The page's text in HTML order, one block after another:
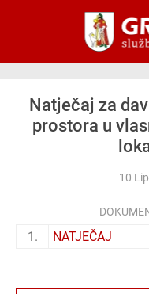
Skip to main
Natječaj za
prostora u
10
1. NATJEČAJ